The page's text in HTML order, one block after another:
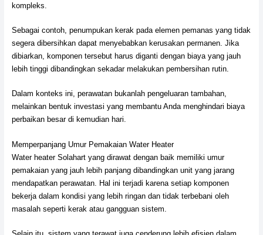
kompleks.
Sebagai contoh, penumpukan kerak pada elemen pemanas yang tidak
segera dibersihkan dapat menyebabkan kerusakan permanen. Jika
dibiarkan, komponen tersebut harus diganti dengan biaya yang jauh
lebih tinggi dibandingkan sekadar melakukan pembersihan rutin.
Dalam konteks ini, perawatan bukanlah pengeluaran tambahan,
melainkan bentuk investasi yang membantu Anda menghindari biaya
perbaikan besar di kemudian hari.
Memperpanjang Umur Pemakaian Water Heater
Water heater Solahart yang dirawat dengan baik memiliki umur
pemakaian yang jauh lebih panjang dibandingkan unit yang jarang
mendapatkan perawatan. Hal ini terjadi karena setiap komponen
bekerja dalam kondisi yang lebih ringan dan tidak terbebani oleh
masalah seperti kerak atau gangguan sistem.